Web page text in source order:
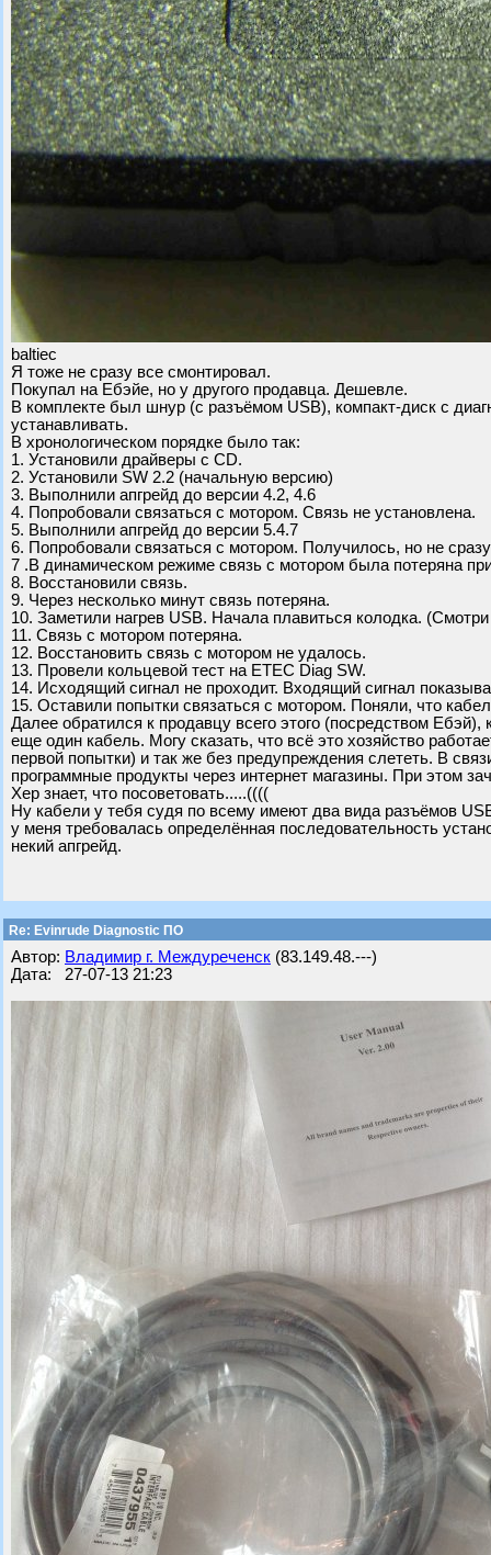
baltiec
Я тоже не сразу все смонтировал.
Покупал на Ебэйе, но у другого продавца. Дешевле.
В комплекте был шнур (с разъёмом USB), компакт-диск с
устанавливать.
В хронологическом порядке было так:
1. Установили драйверы с CD.
2. Установили SW 2.2 (начальную версию)
3. Выполнили апгрейд до версии 4.2, 4.6
4. Попробовали связаться с мотором. Связь не установлена.
5. Выполнили апгрейд до версии 5.4.7
6. Попробовали связаться с мотором. Получилось, но не
7 .В динамическом режиме связь с мотором была потеряна
8. Восстановили связь.
9. Через несколько минут связь потеряна.
10. Заметили нагрев USB. Начала плавиться колодка.
11. Связь с мотором потеряна.
12. Восстановить связь с мотором не удалось.
13. Провели кольцевой тест на ETEC Diag SW.
14. Исходящий сигнал не проходит. Входящий сигнал
15. Оставили попытки связаться с мотором. Поняли, что
Далее обратился к продавцу всего этого (посредством
еще один кабель. Могу сказать, что всё это хозяйство
первой попытки) и так же без предупреждения слететь. В
программные продукты через интернет магазины. При этом
Хер знает, что посоветовать.....((((
Ну кабели у тебя судя по всему имеют два вида разъёмов
у меня требовалась определённая последовательность
некий апгрейд.
Re: Evinrude Diagnostic ПО
Автор: Владимир г. Междуреченск (83.149.48.---)
Дата: 27-07-13 21:23